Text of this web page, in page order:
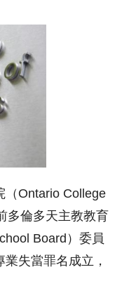
（Ontario College
多倫多天主教教育
Board）委員
失當罪名成立，